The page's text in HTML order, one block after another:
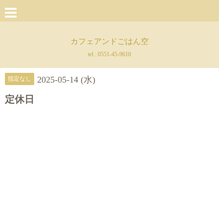
カフェアンドごはん空
tel : 0551-45-9610
指定なし 2025-05-14 (水)
定休日